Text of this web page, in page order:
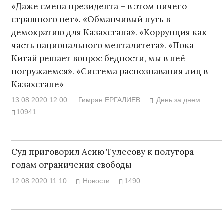
«Даже смена президента – в этом ничего
страшного нет». «Обманчивый путь в
демократию для Казахстана». «Коррупция как
часть национального менталитета». «Пока
Китай решает вопрос бедности, мы в неё
погружаемся». «Система распознавания лиц в
Казахстане»
13.08.2020 12:00 Гимран ЕРГАЛИЕВ
День за днем
10941
Суд приговорил Асию Тулесову к полутора
годам ограничения свободы
12.08.2020 11:10 Новости 1490